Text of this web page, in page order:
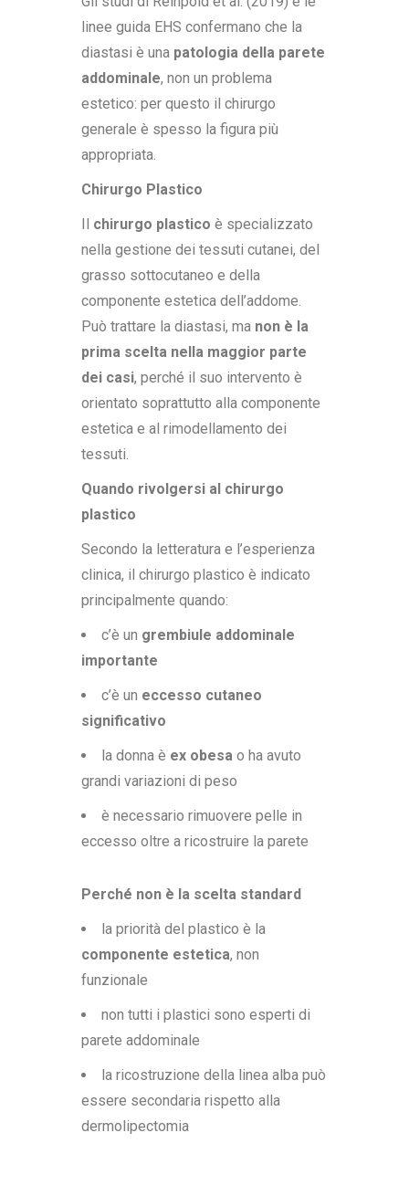
linee guida EHS confermano che la
diastasi è una patologia della parete
addominale, non un problema
estetico: per questo il chirurgo
generale è spesso la figura più
appropriata.
Chirurgo Plastico
Il chirurgo plastico è specializzato
nella gestione dei tessuti cutanei, del
grasso sottocutaneo e della
componente estetica dell’addome.
Può trattare la diastasi, ma non è la
prima scelta nella maggior parte
dei casi, perché il suo intervento è
orientato soprattutto alla componente
estetica e al rimodellamento dei
tessuti.
Quando rivolgersi al chirurgo
plastico
Secondo la letteratura e l’esperienza
clinica, il chirurgo plastico è indicato
principalmente quando:
c’è un grembiule addominale
importante
c’è un eccesso cutaneo
significativo
la donna è ex obesa o ha avuto
grandi variazioni di peso
è necessario rimuovere pelle in
eccesso oltre a ricostruire la parete
Perché non è la scelta standard
la priorità del plastico è la
componente estetica, non
funzionale
non tutti i plastici sono esperti di
parete addominale
la ricostruzione della linea alba può
essere secondaria rispetto alla
dermolipectomia